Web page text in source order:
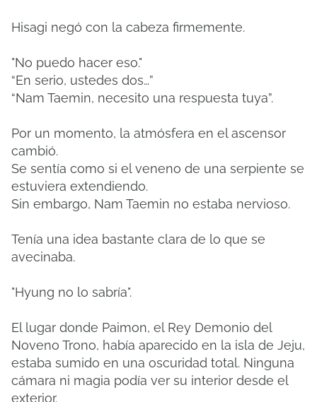
Hisagi negó con la cabeza firmemente.
"No puedo hacer eso."
“En serio, ustedes dos…”
“Nam Taemin, necesito una respuesta tuya”.
Por un momento, la atmósfera en el ascensor
cambió.
Se sentía como si el veneno de una serpiente se
estuviera extendiendo.
Sin embargo, Nam Taemin no estaba nervioso.
Tenía una idea bastante clara de lo que se
avecinaba.
"Hyung no lo sabría".
El lugar donde Paimon, el Rey Demonio del
Noveno Trono, había aparecido en la isla de Jeju,
estaba sumido en una oscuridad total. Ninguna
cámara ni magia podía ver su interior desde el
exterior.